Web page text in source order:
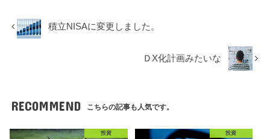
積立NISAに変更しました。
ＤX化計画みたいな
RECOMMEND こちらの記事も人気です。
投資 投資